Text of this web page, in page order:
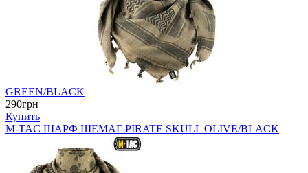
GREEN/BLACK
290грн
Купить
M-TAC ШАРФ ШЕМАГ PIRATE SKULL OLIVE/BLACK